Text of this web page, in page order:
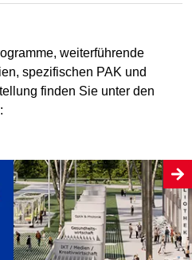
weiterführende
spezifischen PAK und
finden Sie unter den